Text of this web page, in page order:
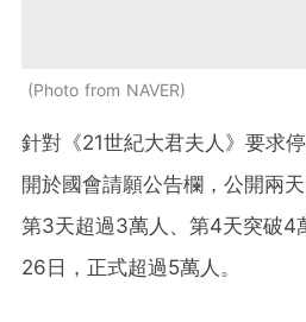
Photo from NAVER
針對《21世紀大君夫人》要求
開於國會請願公告欄，公開兩
第3天超過3萬人、第4天突破4
26日，正式超過5萬人。